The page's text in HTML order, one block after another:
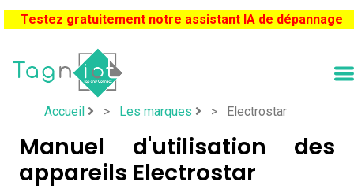
Testez gratuitement notre assistant IA de dépannage
Accueil > Les marques > Electrostar
Manuel d'utilisation des
appareils Electrostar